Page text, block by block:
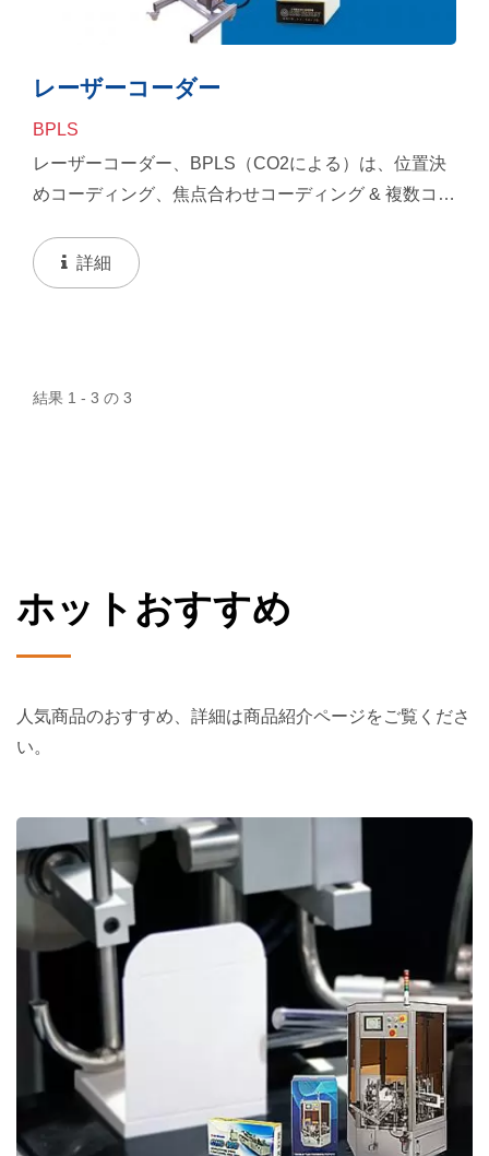
レーザーコーダー
BPLS
レーザーコーダー、BPLS（CO2による）は、位置決
めコーディング、焦点合わせコーディング & 複数コー
ーダーを採用でき、非金属はCO2レーザーコーダーを
採用できます。
詳細
結果 1 - 3 の 3
ホットおすすめ
人気商品のおすすめ、詳細は商品紹介ページをご覧くださ
い。